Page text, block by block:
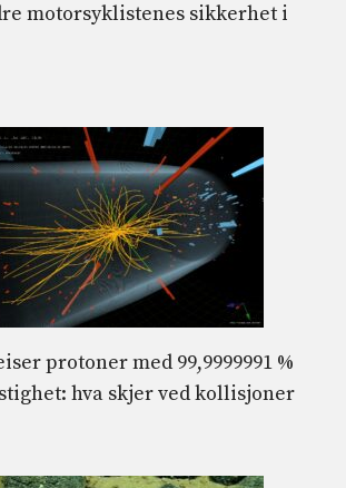
motorsyklistenes sikkerhet i
protoner med 99,9999991 %
hva skjer ved kollisjoner